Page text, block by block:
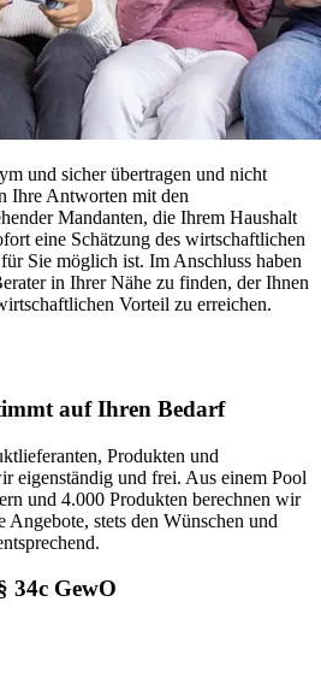
und sicher übertragen und nicht
Ihre Antworten mit den
Mandanten, die Ihrem Haushalt
eine Schätzung des wirtschaftlichen
Sie möglich ist. Im Anschluss haben
in Ihrer Nähe zu finden, der Ihnen
Vorteil zu erreichen.
auf Ihren Bedarf
Produkten und
eigenständig und frei. Aus einem Pool
und 4.000 Produkten berechnen wir
Angebote, stets den Wünschen und
34c GewO